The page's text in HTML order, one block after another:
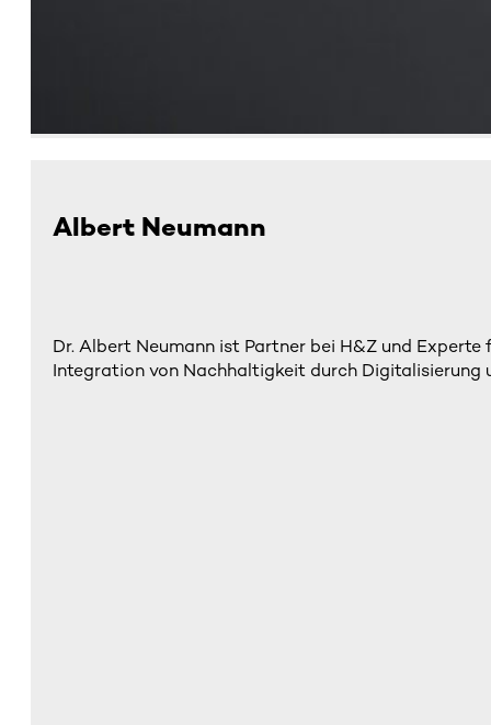
Albert Neumann
Dr. Albert Neumann ist Partner bei H&Z und
Integration von Nachhaltigkeit durch Digitalisierung